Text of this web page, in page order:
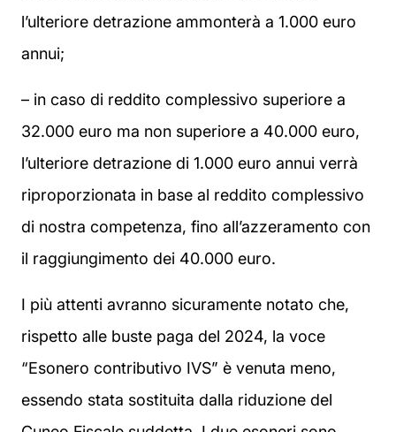
l’ulteriore detrazione ammonterà a 1.000 euro
annui;
– in caso di reddito complessivo superiore a
32.000 euro ma non superiore a 40.000 euro,
l’ulteriore detrazione di 1.000 euro annui verrà
riproporzionata in base al reddito complessivo
di nostra competenza, fino all’azzeramento con
il raggiungimento dei 40.000 euro.
I più attenti avranno sicuramente notato che,
rispetto alle buste paga del 2024, la voce
“Esonero contributivo IVS” è venuta meno,
essendo stata sostituita dalla riduzione del